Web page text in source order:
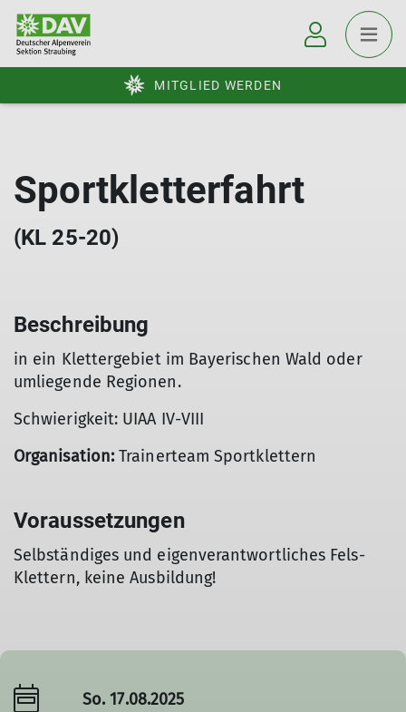
MITGLIED WERDEN
Sportkletterfahrt
(KL 25-20)
Beschreibung
in ein Klettergebiet im Bayerischen Wald oder
umliegende Regionen.
Schwierigkeit: UIAA IV-VIII
Organisation:Trainerteam Sportklettern
Voraussetzungen
Selbständiges und eigenverantwortliches Fels-
Klettern, keine Ausbildung!
So. 17.08.2025